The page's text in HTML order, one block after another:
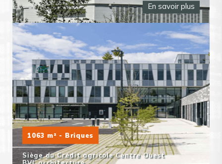
En savoir plus
1063 m² - Briques
Siège du Crédit agricole Centre Ouest
BVL architecture